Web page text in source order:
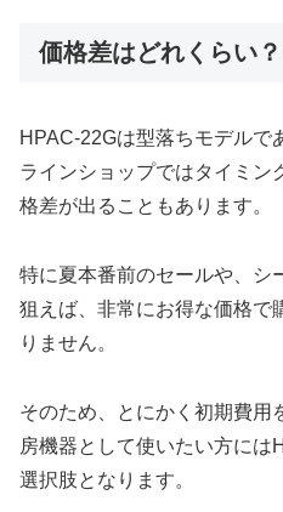
価格差はどれくらい
HPAC-22Gは型落ちモデルで
ラインショップではタイミン
格差が出ることもあります。
特に夏本番前のセールや、シ
狙えば、非常にお得な価格で
りません。
そのため、とにかく初期費用
房機器として使いたい方には
選択肢となります。